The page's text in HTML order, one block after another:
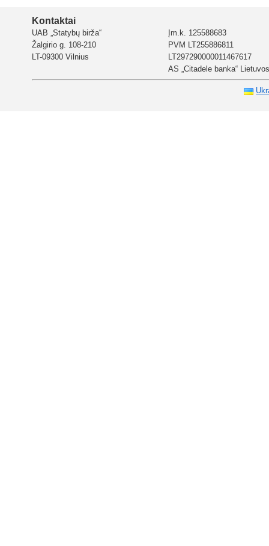
Kontaktai
UAB „Statybų birža“
Žalgirio g. 108-210
LT-09300 Vilnius
Įm.k. 125588683
PVM LT255886811
LT297290000011467617
AS „Citadele banka“